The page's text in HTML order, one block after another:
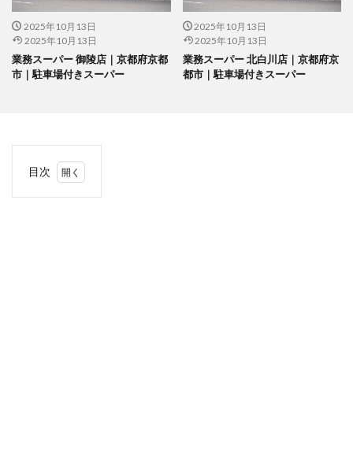
2025年10月13日
2025年10月13日
業務スーパー 御陵店｜京都府京都
市｜駐車場付きスーパー
2025年10月13日
2025年10月13日
業務スーパー 北白川店｜京都府京
都市｜駐車場付きスーパー
目次